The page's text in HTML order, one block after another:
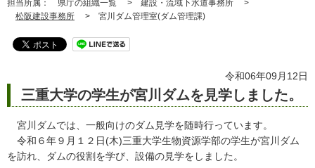
担当所属： 県庁の組織一覧 > 建設・流域下水道事務所 >
松阪建設事務所 > 宮川ダム管理室(ダム管理課)
令和06年09月12日
三重大学の学生が宮川ダムを見学しました。
宮川ダムでは、一般向けのダム見学を随時行っています。
令和６年９月１２日(木)三重大学生物資源学部の学生が宮川ダム
を訪れ、ダムの役割を学び、設備の見学をしました。